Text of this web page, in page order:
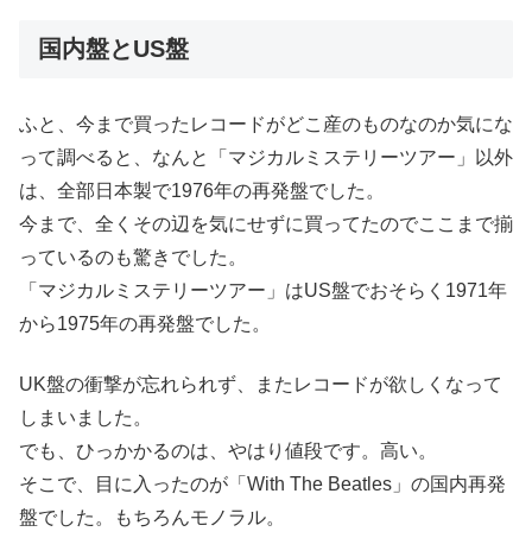
国内盤とUS盤
ふと、今まで買ったレコードがどこ産のものなのか気にな
って調べると、なんと「マジカルミステリーツアー」以外
は、全部日本製で1976年の再発盤でした。
今まで、全くその辺を気にせずに買ってたのでここまで揃
っているのも驚きでした。
「マジカルミステリーツアー」はUS盤でおそらく1971年
から1975年の再発盤でした。
UK盤の衝撃が忘れられず、またレコードが欲しくなって
しまいました。
でも、ひっかかるのは、やはり値段です。高い。
そこで、目に入ったのが「With The Beatles」の国内再発
盤でした。もちろんモノラル。